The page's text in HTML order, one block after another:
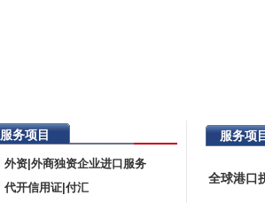
服务项目
外资|外商独资企业进口服务
代开信用证|付汇
服务项
全球港口